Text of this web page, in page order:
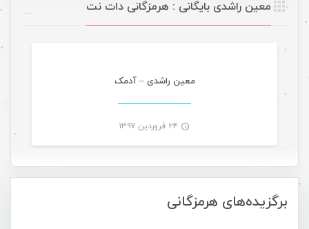
برگزیده‌های هرمزگانی
معین راشدی بایگانی : هرمزگانی دات نت
معین راشدی – آدمک
۲۴ فروردین ۱۳۹۷